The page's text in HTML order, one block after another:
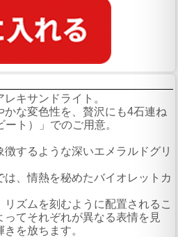
キサンドライト。
な変色性を、贅沢にも4石連ね
ト）」でのご用意。
するような深いエメラルドグリ
、情熱を秘めたバイオレットカ
ズムを刻むように配置されるこ
ってそれぞれが異なる表情を見
を放ちます。